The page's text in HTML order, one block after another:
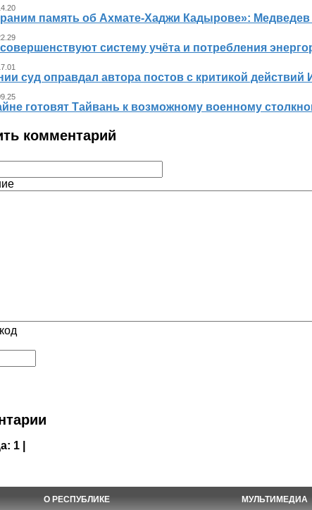
память об Ахмате-Хаджи Кадырове»: Медведев
систему учёта и потребления
суд оправдал автора постов с критикой действий
готовят Тайвань к возможному военному
комментарий
1 |
О РЕСПУБЛИКЕ МУЛЬТИМЕДИА